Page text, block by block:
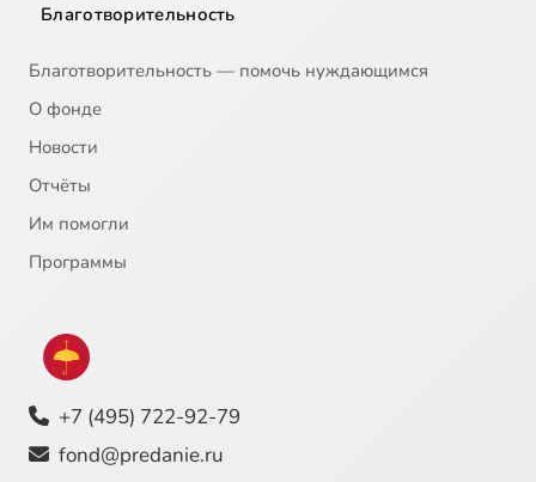
Благотворительность
Благотворительность — помочь нуждающимся
О фонде
Новости
Отчёты
Им помогли
Программы
+7 (495) 722-92-79
fond@predanie.ru